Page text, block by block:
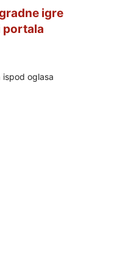
igre
portala
ispod oglasa